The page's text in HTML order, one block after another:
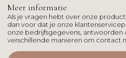
Meer informatie
Als je vragen hebt over onze
dan voor dat je onze
onze bedrijfsgegevens,
verschillende manieren om contact